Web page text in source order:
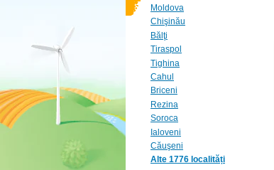
Moldova
Chişinău
Bălţi
Tiraspol
Tighina
Cahul
Briceni
Rezina
Soroca
Ialoveni
Căuşeni
Alte 1776 localități